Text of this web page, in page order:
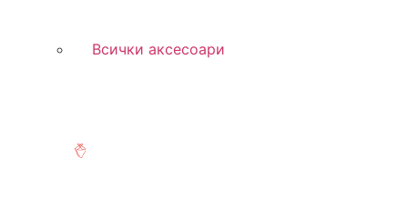
Всички аксесоари